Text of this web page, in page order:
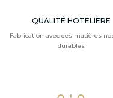
QUALITÉ HOTELIÈRE
Fabrication avec des matières
durables